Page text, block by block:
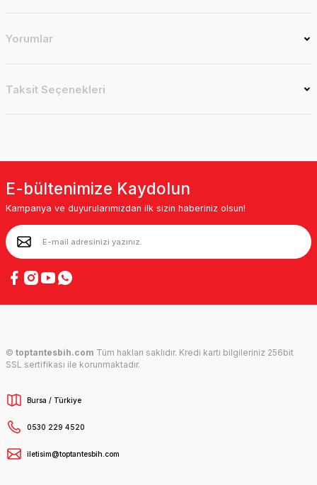
Yorumlar
Taksit Seçenekleri
E-bültenimize Kaydolun
Kampanya ve duyurularımızdan ilk sizin haberiniz olsun!
© toptantesbih.com Tüm hakları saklıdır. Kredi kartı bilgileriniz 256bit
SSL sertifikası ile korunmaktadır.
Bursa / Türkiye
0530 229 4520
iletisim@toptantesbih.com